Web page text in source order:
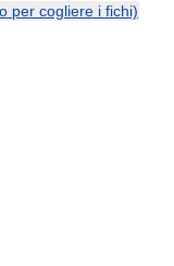
per cogliere i fichi)